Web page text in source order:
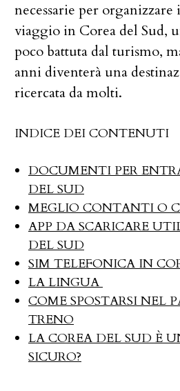
necessarie per
viaggio in Corea del Sud,
poco battuta dal turismo,
anni diventerà una
ricercata da molti.
INDICE DEI CONTENUTI
DOCUMENTI PER
DEL SUD
MEGLIO CONTANTI O
APP DA SCARICARE
DEL SUD
SIM TELEFONICA IN
LA LINGUA
COME SPOSTARSI NEL
TRENO
LA COREA DEL SUD È
SICURO?